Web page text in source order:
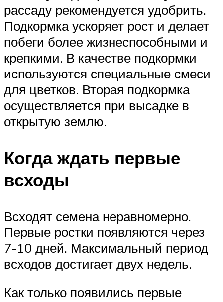
рассаду рекомендуется удобрить.
Подкормка ускоряет рост и делает
побеги более жизнеспособными и
крепкими. В качестве подкормки
используются специальные смеси
для цветков. Вторая подкормка
осуществляется при высадке в
открытую землю.
Когда ждать первые
всходы
Всходят семена неравномерно.
Первые ростки появляются через
7-10 дней. Максимальный период
всходов достигает двух недель.
Как только появились первые